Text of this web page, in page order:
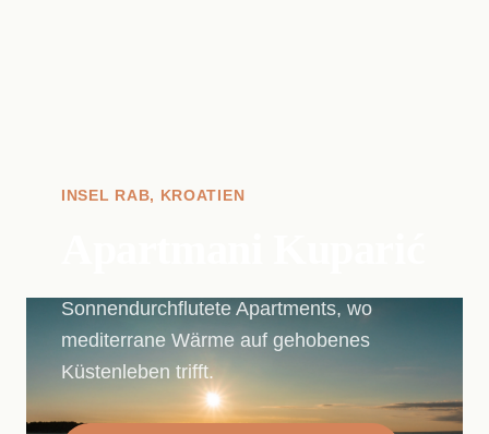
INSEL RAB, KROATIEN
Sonnendurchflutete Apartments, wo
mediterrane Wärme auf gehobenes
Küstenleben trifft.